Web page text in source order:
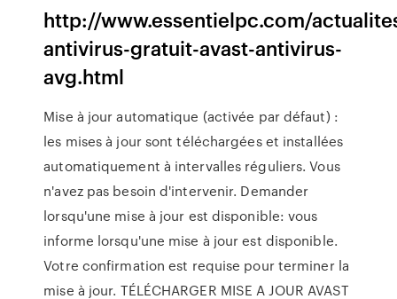
http://www.essentielpc.com/
antivirus-gratuit-avast-antivirus-
avg.html
Mise à jour automatique (activée par défaut) :
les mises à jour sont téléchargées et installées
automatiquement à intervalles réguliers. Vous
n'avez pas besoin d'intervenir. Demander
lorsqu'une mise à jour est disponible: vous
informe lorsqu'une mise à jour est disponible.
Votre confirmation est requise pour terminer la
mise à jour. TÉLÉCHARGER MISE A JOUR AVAST